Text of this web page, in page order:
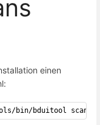
einen
bin/bduitool scan